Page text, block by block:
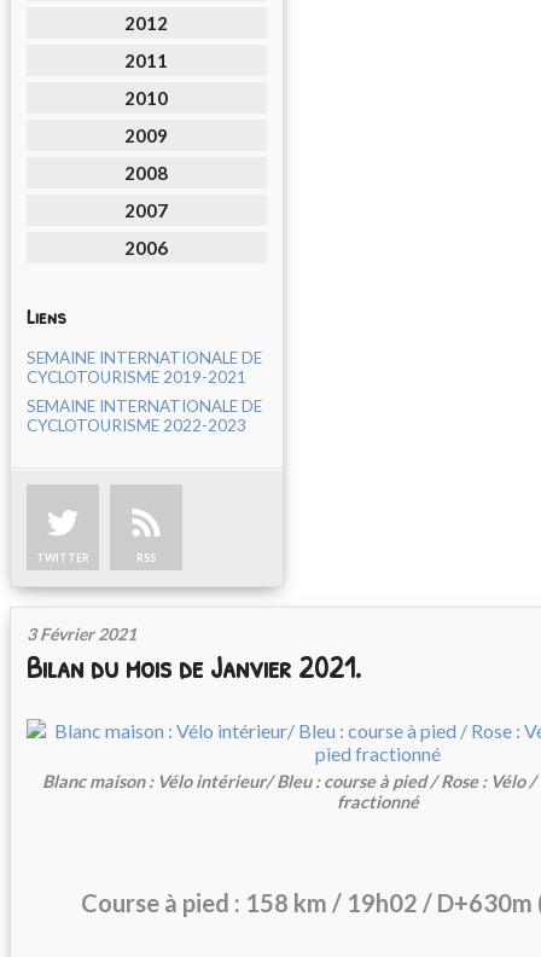
2012
2011
2010
2009
2008
2007
2006
Liens
SEMAINE INTERNATIONALE DE
CYCLOTOURISME 2019-2021
SEMAINE INTERNATIONALE DE
CYCLOTOURISME 2022-2023
TWITTER RSS
3 Février 2021
Bilan du mois de Janvier 2021.
Blanc maison : Vélo intérieur/ Bleu : course à pied / Rose : Vélo
fractionné
Course à pied : 158 km / 19h02 / D+630m